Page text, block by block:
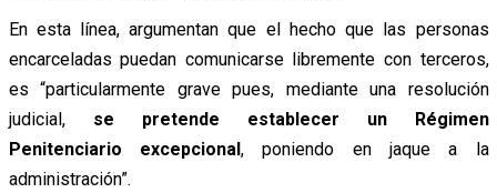
En esta línea, argumentan que el hecho que las personas
encarceladas puedan comunicarse libremente con terceros,
es “particularmente grave pues, mediante una resolución
judicial,se pretende establecer un Régimen
Penitenciario excepcional, poniendo en jaque a la
administración”.